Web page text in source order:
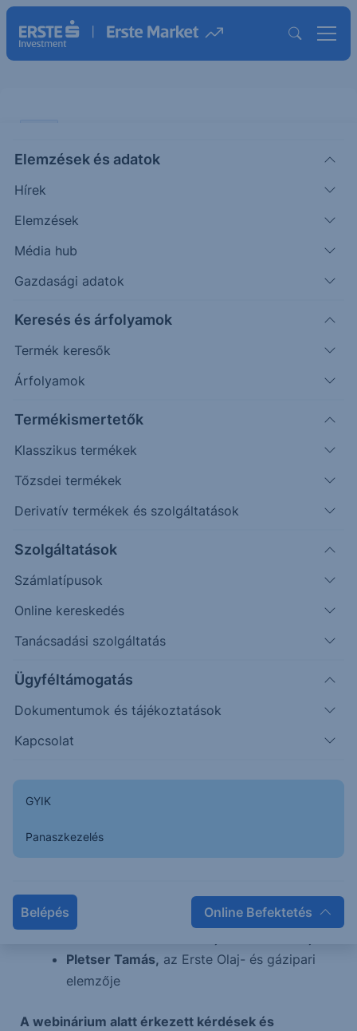
Elemzések és adatok
Hírek
Elemzések
Média hub
Gazdasági adatok
Keresés és árfolyamok
Termék keresők
Árfolyamok
Termékismertetők
Klasszikus termékek
Tőzsdei termékek
Derivatív termékek és szolgáltatások
Szolgáltatások
Számlatípusok
Online kereskedés
Tanácsadási szolgáltatás
Ügyféltámogatás
Dokumentumok és tájékoztatások
Kapcsolat
GYIK
Panaszkezelés
Belépés Online Befektetés
befektetések, a hatásbefektetés
és a hidrogén
VIDEÓ
|2022. március 11. 09:53
2022. március 3. Erste World webinárium az
Amundi Alapkezelő Zrt. szakértőivel.
Tematika:
Makro kitekintés, inflációs várakozások a
geopolitikai feszültségek érintésével
számíthatunk 2022-ben.
Impact investing. Mit is jelent a
Mi mindenre jó a hidrogén? Szolgálhat
igazgatója
Szomodi Balázs,
az Amundi Third Party
Pletser Tamás, az Erste Olaj- és gázipari
elemzője
A webinárium alatt érkezett kérdések és